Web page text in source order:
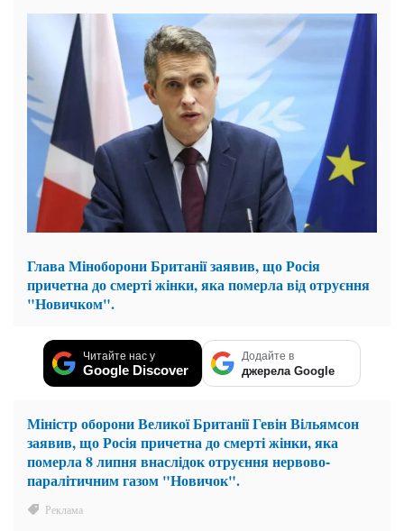
Глава Міноборони Британії заявив, що Росія
причетна до смерті жінки, яка померла від отруєння
"Новичком".
Читайте нас у
Google Discover
Додайте в
джерела Google
Міністр оборони Великої Британії Гевін Вільямсон
заявив, що Росія причетна до смерті жінки, яка
померла 8 липня внаслідок отруєння нервово-
паралітичним газом "Новичок".